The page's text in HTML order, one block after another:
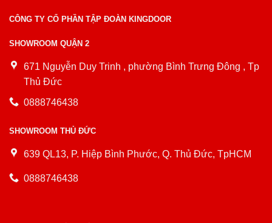
CÔNG TY CỔ PHẦN TẬP ĐOÀN KINGDOOR
SHOWROOM QUẬN 2
671 Nguyễn Duy Trinh , phường Bình Trưng Đông , Tp
Thủ Đức
0888746438
SHOWROOM THỦ ĐỨC
639 QL13, P. Hiệp Bình Phước, Q. Thủ Đức, TpHCM
0888746438